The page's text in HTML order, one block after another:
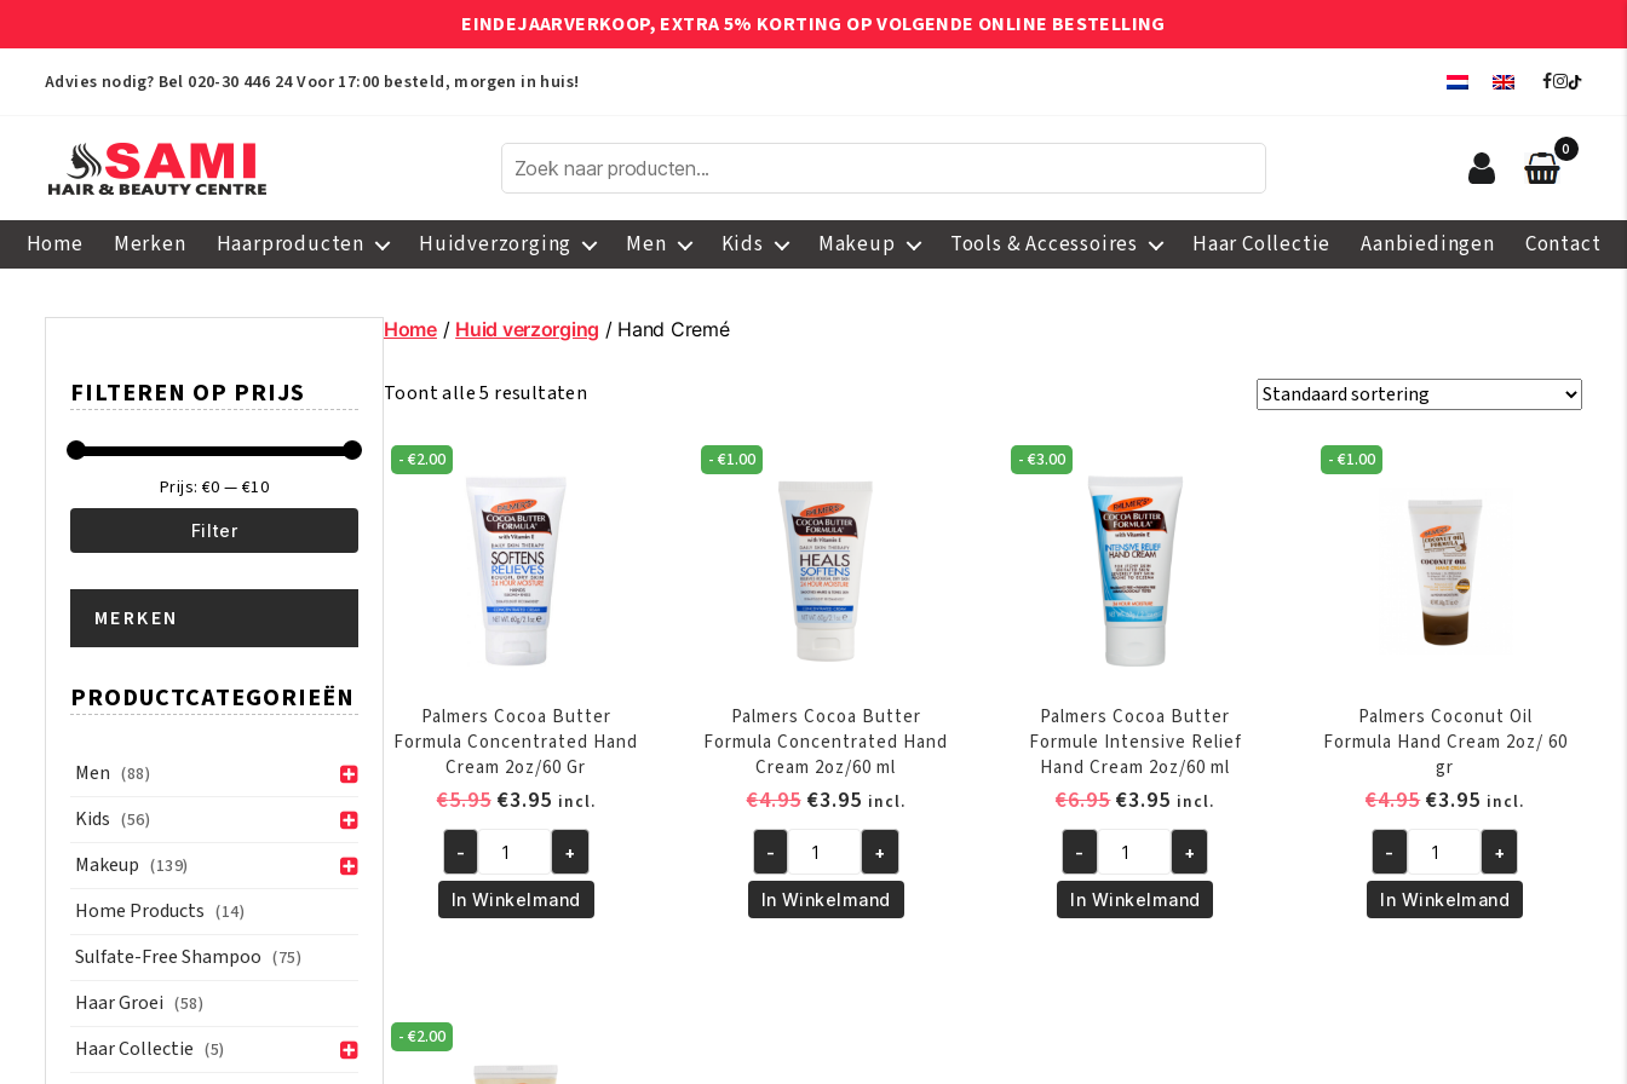
EINDEJAARVERKOOP, EXTRA 5% KORTING OP VOLGENDE ONLINE BESTELLING
Advies nodig? Bel 020-30 446 24 Voor 17:00 besteld, morgen in huis!
Hair
Beauty
0
Home Merken Haarproducten Huidverzorging Men Kids Makeup Tools & Accessoires Haar Collectie Aanbiedingen Contact
FILTEREN OP PRIJS
Filter
Prijs: €0 — €10
MERKEN
PRODUCTCATEGORIEËN
Men (88)
Kids (56)
Makeup (139)
Home Products (14)
Sulfate-Free Shampoo (75)
Haar Groei (58)
Haar Collectie (5)
Home/ Huid verzorging / Hand Cremé
Toont alle 5 resultaten
- €2.00
Palmers Cocoa Butter
Formula Concentrated Hand
Cream 2oz/60 Gr
€5.95 Oorspronkelijke
was:
€5.95.
€3.95Huidige
prijs
is:
€3.95.
incl.
Palmers
Cocoa
Butter
Cream
2oz/60
- +
In Winkelmand
- €1.00
Palmers Cocoa Butter
Formula Concentrated Hand
Cream 2oz/60 ml
€4.95 Oorspronkelijke
was:
€4.95.
€3.95Huidige
prijs
is:
€3.95.
incl.
Palmers
Cocoa
Butter
- +
In Winkelmand
- €3.00
Palmers Cocoa Butter
Formule Intensive Relief
Hand Cream 2oz/60 ml
€6.95Oorspronkelijke
was:
€6.95.
€3.95 Huidige
prijs
is:
€3.95.
incl.
Palmers
Cocoa
Butter
- +
In Winkelmand
- €1.00
Palmers Coconut Oil
Formula Hand Cream 2oz/ 60
gr
€4.95Oorspronkelijke
was:
€4.95.
€3.95 Huidige
prijs
is:
€3.95.
incl.
Palmers
Coconut
Oil
- +
In Winkelmand
- €2.00